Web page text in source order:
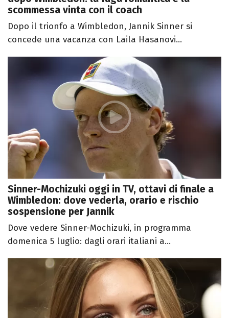
scommessa vinta con il coach
Dopo il trionfo a Wimbledon, Jannik Sinner si
concede una vacanza con Laila Hasanovi...
Sinner-Mochizuki oggi in TV, ottavi di finale a
Wimbledon: dove vederla, orario e rischio
sospensione per Jannik
Dove vedere Sinner-Mochizuki, in programma
domenica 5 luglio: dagli orari italiani a...